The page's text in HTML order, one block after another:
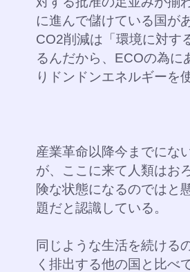
に進んで儲けている国が
CO2削減は「環境に対す
るんだから、ECOの為に
りドンドンエネルギーを
産業革命以降今までにな
が、ここに来て人類はお
険な状態になるのではと
題だと認識している。
同じような生活を続ける
く排出する他の国と比べ